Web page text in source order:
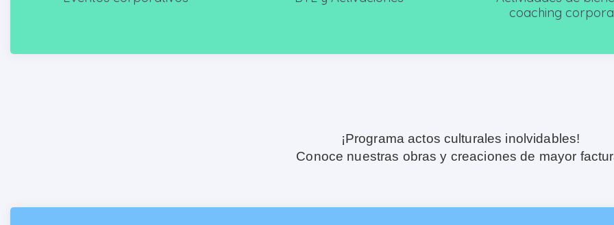
coaching
¡Programa actos culturales inolvidables!
Conoce nuestras obras y creaciones de mayor